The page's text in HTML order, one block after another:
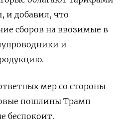
и добавил, что
сборов на ввозимые в
и
мер со стороны
пошлины Трамп
беспокоит.